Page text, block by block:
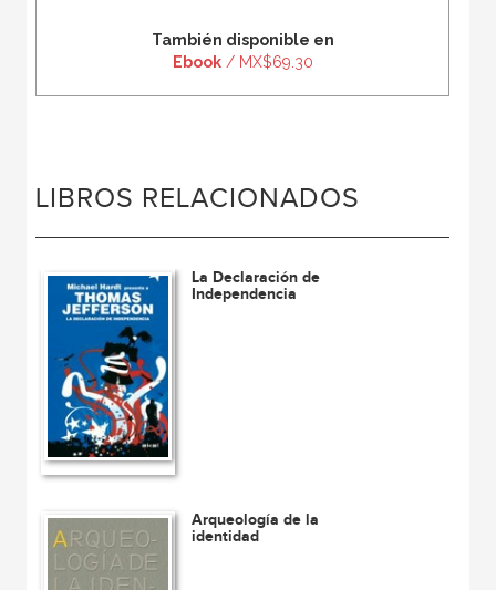
También disponible en
Ebook/ MX$69.30
LIBROS RELACIONADOS
La Declaración de
Independencia
Arqueología de la
identidad